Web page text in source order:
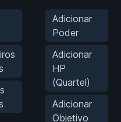
Adicionar
Poder
Adicionar
HP
(Quartel)
Adicionar
Objetivo